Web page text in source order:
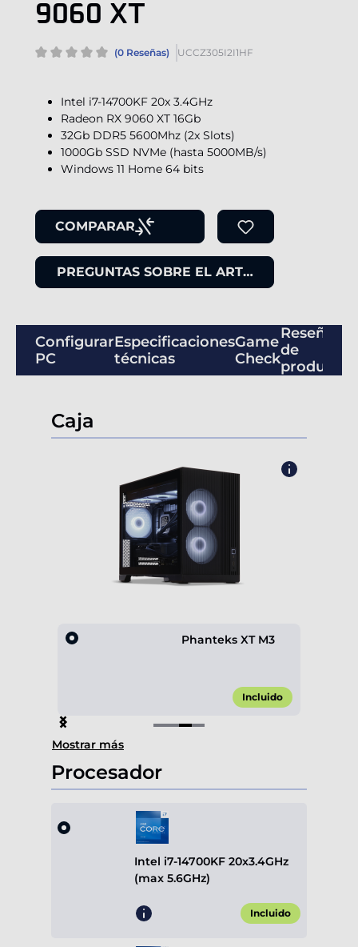
9060 XT
(0 Reseñas) UCCZ305I2I1HF
Intel i7-14700KF 20x 3.4GHz
Radeon RX 9060 XT 16Gb
32Gb DDR5 5600Mhz (2x Slots)
1000Gb SSD NVMe (hasta 5000MB/s)
Windows 11 Home 64 bits
COMPARAR
PREGUNTAS SOBRE EL ARTÍCULO
Configurar
PC
Especificaciones
técnicas
Game
Check
Reseñas
de
productos
Caja
Phanteks XT M3
Incluido
Item
3
of
4
Mostrar más
Procesador
Intel i7-14700KF 20x3.4GHz
(max 5.6GHz)
Incluido